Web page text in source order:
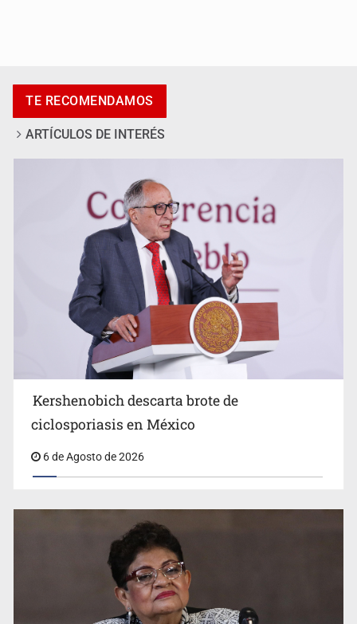
en Oblatos
Advierten retrocesos en transparencia tras desaparición
del INAI
Jalisco mantiene la búsqueda de 21 adolescentes
desaparecidos durante julio
TE RECOMENDAMOS
ARTÍCULOS DE INTERÉS
Kershenobich descarta brote de
ciclosporiasis en México
6 de Agosto de 2026